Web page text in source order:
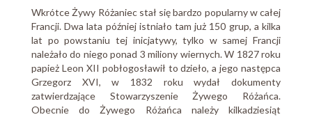
Wkrótce Żywy Różaniec stał się bardzo popularny w całej
Francji. Dwa lata później istniało tam już 150 grup, a kilka
lat po powstaniu tej inicjatywy, tylko w samej Francji
należało do niego ponad 3 miliony wiernych. W 1827 roku
papież Leon XII pobłogosławił to dzieło, a jego następca
Grzegorz XVI, w 1832 roku wydał dokumenty
zatwierdzające Stowarzyszenie Żywego Różańca.
Obecnie do Żywego Różańca należy kilkadziesiąt